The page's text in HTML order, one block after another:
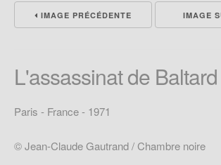
IMAGE PRÉCÉDENTE IMAGE
L'assassinat de Baltard
Paris - France - 1971
© Jean-Claude Gautrand / Chambre noire